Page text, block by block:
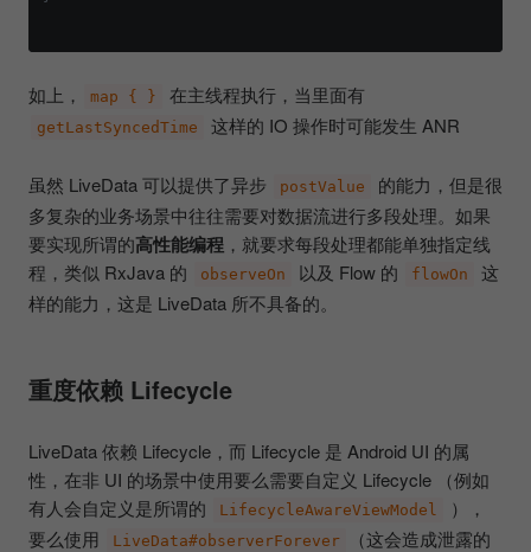
如上， map { } 在主线程执行，当里面有
getLastSyncedTime 这样的 IO 操作时可能发生 ANR
虽然 LiveData 可以提供了异步 postValue
的能力，但是很
多复杂的业务场景中往往需要对数据流进行多段处理。如果
要实现所谓的高性能编程 ，就要求每段处理都能单独指定线
程，类似 RxJava 的
observeOn 以及 Flow 的 flowOn
这
样的能力，这是 LiveData 所不具备的。
重度依赖 Lifecycle
LiveData 依赖 Lifecycle，而 Lifecycle 是 Android UI 的属
性，在非 UI 的场景中使用要么需要自定义 Lifecycle （例如
有人会自定义是所谓的
LifecycleAwareViewModel
），
要么使用
LiveData#observerForever
（这会造成泄露的